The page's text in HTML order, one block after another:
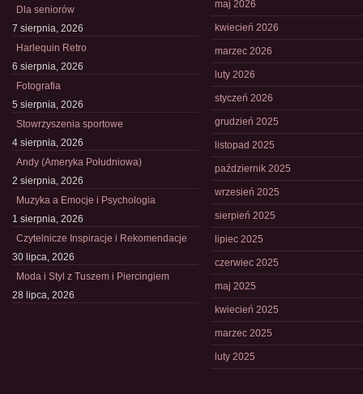
Dla seniorów
7 sierpnia, 2026
Harlequin Retro
6 sierpnia, 2026
Fotografia
5 sierpnia, 2026
Stowrzyszenia sportowe
4 sierpnia, 2026
Andy (Ameryka Południowa)
2 sierpnia, 2026
Muzyka a Emocje i Psychologia
1 sierpnia, 2026
Czytelnicze Inspiracje i Rekomendacje
30 lipca, 2026
Moda i Styl z Tuszem i Piercingiem
28 lipca, 2026
maj 2026
kwiecień 2026
marzec 2026
luty 2026
styczeń 2026
grudzień 2025
listopad 2025
październik 2025
wrzesień 2025
sierpień 2025
lipiec 2025
czerwiec 2025
maj 2025
kwiecień 2025
marzec 2025
luty 2025